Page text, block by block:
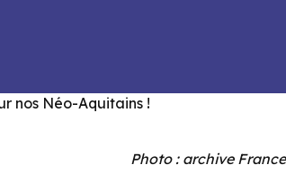
Photo : archive